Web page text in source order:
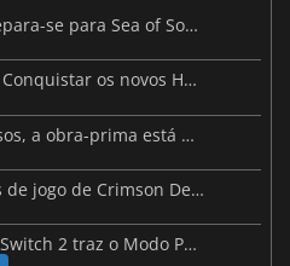
Hollow Knight: Silksong prepara-se para Sea of Sorrow com um patch
A Invasão dos Illuminados: Conquistar os novos Helldivers 2 Atualização!
GTA VI: Para além dos atrasos, a obra-prima está quase a chegar
Pearl Abyss revela imagens de jogo de Crimson Desert para a PS5
A atualização da Nintendo Switch 2 traz o Modo Portátil aos jogos mais antigos da Switch